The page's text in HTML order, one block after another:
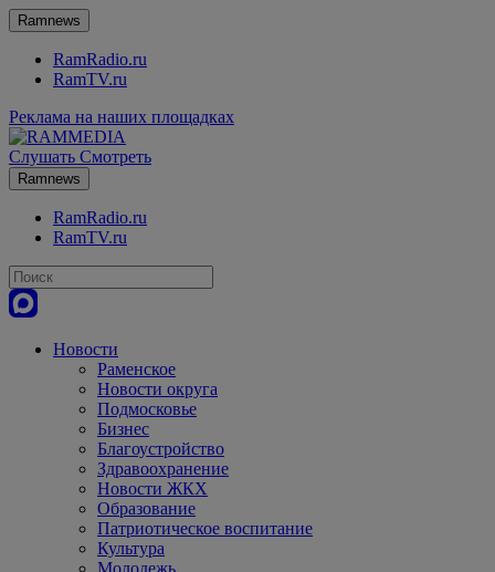
Ramnews
RamRadio.ru
RamTV.ru
Реклама на наших площадках
Слушать Смотреть
Ramnews
RamRadio.ru
RamTV.ru
Новости
Раменское
Новости округа
Подмосковье
Бизнес
Благоустройство
Здравоохранение
Новости ЖКХ
Образование
Патриотическое воспитание
Культура
Молодежь